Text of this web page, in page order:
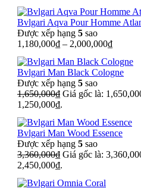
Bvlgari Aqva Pour Homme
Được xếp hạng 5 sao
1,180,000₫ – 2,000,000₫
Bvlgari Man Black Cologne
Được xếp hạng 5 sao
1,650,000₫ Giá gốc là:
1,250,000₫.
Bvlgari Man Wood Essence
Được xếp hạng 5 sao
3,360,000₫ Giá gốc là:
2,450,000₫.